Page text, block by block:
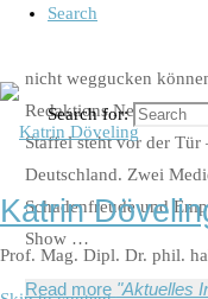
Search
Search for:
Katrin
Prof. Mag. Dipl. Dr. phil.
nicht weggucken
Redaktions Netzwerkes
Staffel steht vor der Tür
Deutschland. Zwei
Schadenfreude und
Show …
Read more "Aktuelles